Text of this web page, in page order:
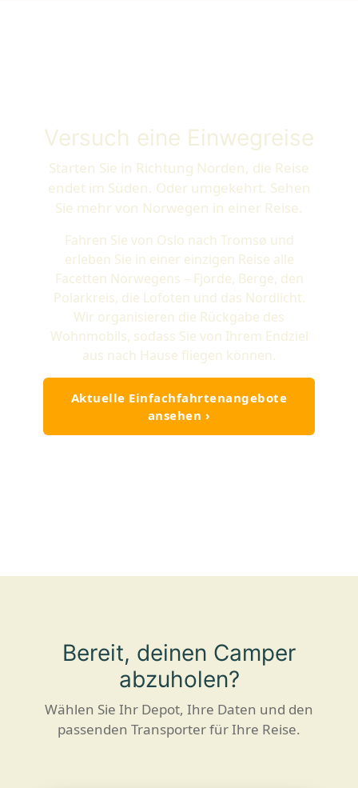
Versuch eine Einwegreise
Starten Sie in Richtung Norden, die Reise
endet im Süden. Oder umgekehrt. Sehen
Sie mehr von Norwegen in einer Reise.
Fahren Sie von Oslo nach Tromsø und
erleben Sie in einer einzigen Reise alle
Facetten Norwegens – Fjorde, Berge, den
Polarkreis, die Lofoten und das Nordlicht.
Wir organisieren die Rückgabe des
Wohnmobils, sodass Sie von Ihrem Endziel
aus nach Hause fliegen können.
Aktuelle Einfachfahrtenangebote
ansehen ›
Bereit, deinen Camper
abzuholen?
Wählen Sie Ihr Depot, Ihre Daten und den
passenden Transporter für Ihre Reise.